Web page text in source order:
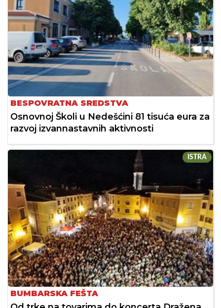
BESPOVRATNA SREDSTVA
Osnovnoj Školi u Nedešćini 81 tisuća eura za
razvoj izvannastavnih aktivnosti
ISTRA
BUMBARSKA FEŠTA